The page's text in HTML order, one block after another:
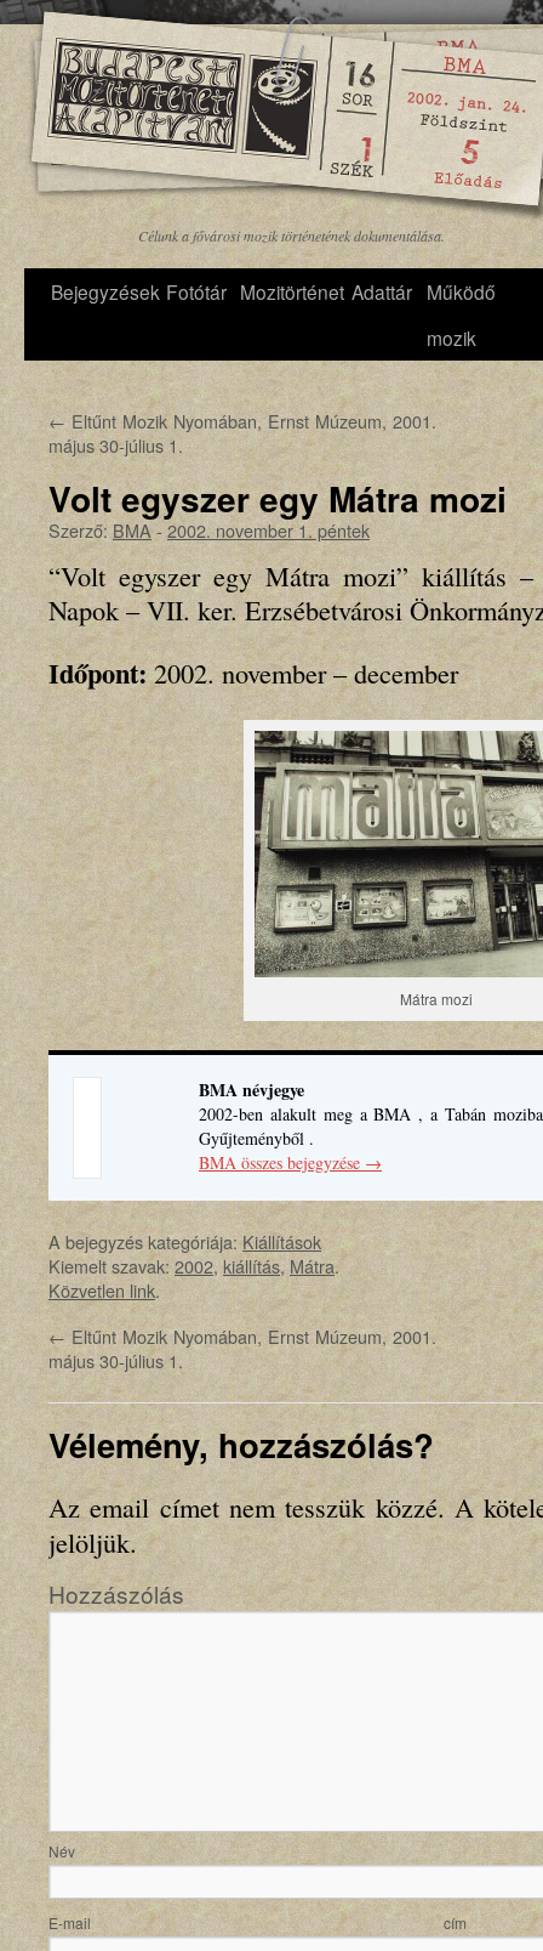
Célunk a fővárosi mozik történetének dokumentálása.
Bejegyzések Fotótár Mozitörténet Adattár Működő
mozik
← Eltűnt Mozik Nyomában, Ernst Múzeum, 2001.
május 30-július 1.
Volt egyszer egy Mátra mozi
Szerző: BMA -2002. november 1. péntek
“Volt egyszer egy Mátra mozi” kiállítás –
Napok – VII. ker. Erzsébetvárosi
Időpont:2002. november – december
Mátra mozi
BMA névjegye
2002-ben alakult meg a BMA , a Tabán
Gyűjteményből .
BMA összes bejegyzése →
A bejegyzés kategóriája: Kiállítások
Kiemelt szavak: 2002,kiállítás, Mátra.
Közvetlen link.
←Eltűnt Mozik Nyomában, Ernst Múzeum, 2001.
május 30-július 1.
Vélemény, hozzászólás?
Az email címet nem tesszük közzé.A
jelöljük.
Hozzászólás
E-mail